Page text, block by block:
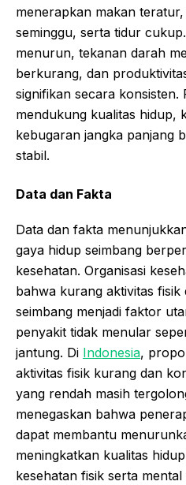
menerapkan makan
seminggu, serta tidur
menurun, tekanan darah
berkurang, dan
signifikan secara konsisten.
mendukung kualitas hidup,
kebugaran jangka panjang
stabil.
Data dan Fakta
Data dan fakta
gaya hidup seimbang
kesehatan. Organisasi
bahwa kurang aktivitas
seimbang menjadi faktor
penyakit tidak menular
jantung. Di Indonesia,
aktivitas fisik kurang dan
yang rendah masih
menegaskan bahwa
dapat membantu
meningkatkan kualitas
kesehatan fisik serta